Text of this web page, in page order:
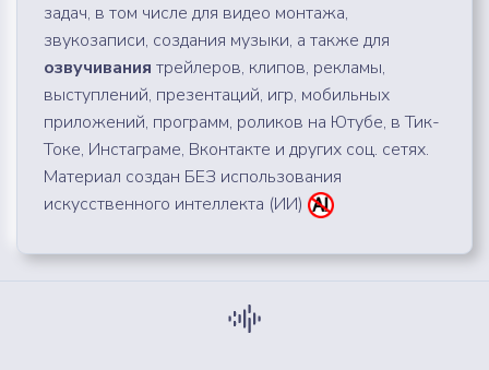
задач, в том числе для видео монтажа,
звукозаписи, создания музыки, а также для
озвучивания трейлеров, клипов, рекламы,
выступлений, презентаций, игр, мобильных
приложений, программ, роликов на Ютубе, в Тик-
Токе, Инстаграме, Вконтакте и других соц. сетях.
Материал создан БЕЗ использования
искусственного интеллекта (ИИ)